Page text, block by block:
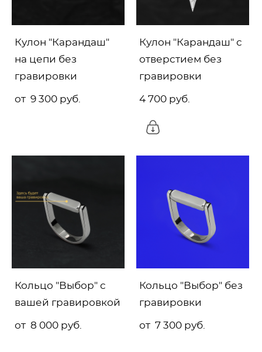
Кулон "Карандаш"
на цепи без
гравировки
от 9 300 pуб.
Кулон "Карандаш" с
отверстием без
гравировки
4 700 pуб.
Кольцо "Выбор" с
вашей гравировкой
от 8 000 pуб.
Кольцо "Выбор" без
гравировки
от 7 300 pуб.